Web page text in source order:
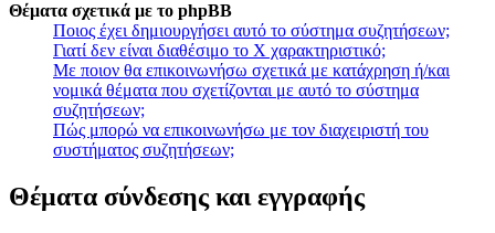
Θέματα σχετικά με το phpBB
Ποιος έχει δημιουργήσει αυτό το σύστημα συζητήσεων;
Γιατί δεν είναι διαθέσιμο το Χ χαρακτηριστικό;
Με ποιον θα επικοινωνήσω σχετικά με κατάχρηση ή/και
νομικά θέματα που σχετίζονται με αυτό το σύστημα
συζητήσεων;
Πώς μπορώ να επικοινωνήσω με τον διαχειριστή του
συστήματος συζητήσεων;
Θέματα σύνδεσης και εγγραφής